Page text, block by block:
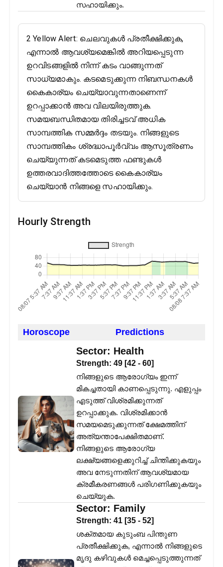
സഹായിക്കും.
2 Yellow Alert: ചെലവുകൾ പ്രതീക്ഷിക്കുക,
എന്നാൽ ആവശ്യമെങ്കിൽ അറിയപ്പെടുന്ന
ഉറവിടങ്ങളിൽ നിന്ന് കടം വാങ്ങുന്നത്
സാധ്യമാകും. കടമെടുക്കുന്ന നിബന്ധനകൾ
കൈകാര്യം ചെയ്യാവുന്നതാണെന്ന്
ഉറപ്പാക്കാൻ അവ വിലയിരുത്തുക.
സമയബന്ധിതമായ തിരിച്ചടവ് അധിക
സാമ്പത്തിക സമ്മർദ്ദം തടയും. നിങ്ങളുടെ
സാമ്പത്തികം ശ്രദ്ധാപൂർവ്വം ആസൂത്രണം
ചെയ്യുന്നത് കടമെടുത്ത ഫണ്ടുകൾ
ഉത്തരവാദിത്തത്തോടെ കൈകാര്യം
ചെയ്യാൻ നിങ്ങളെ സഹായിക്കും.
Hourly Strength
Horoscope Predictions
Sector: Health
Strength: 49 [42 - 60]
നിങ്ങളുടെ ആരോഗ്യം ഇന്ന്
മികച്ചതായി കാണപ്പെടുന്നു. എളുപ്പം
എടുത്ത് വിശ്രമിക്കുന്നത്
ഉറപ്പാക്കുക. വിശ്രമിക്കാൻ
സമയമെടുക്കുന്നത് ക്ഷേമത്തിന്
അത്യന്താപേക്ഷിതമാണ്.
നിങ്ങളുടെ ആരോഗ്യ
ലക്ഷ്യങ്ങളെക്കുറിച്ച് ചിന്തിക്കുകയും
അവ നേടുന്നതിന് ആവശ്യമായ
ക്രമീകരണങ്ങൾ പരിഗണിക്കുകയും
ചെയ്യുക.
Sector: Family
Strength: 41 [35 - 52]
ശക്തമായ കുടുംബ പിന്തുണ
പ്രതീക്ഷിക്കുക, എന്നാൽ നിങ്ങളുടെ
മൃദു കഴിവുകൾ മെച്ചപ്പെടുത്തുന്നത്